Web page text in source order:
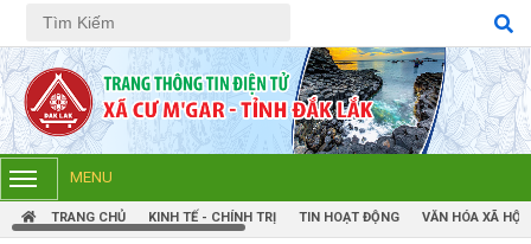
Tiếng Việt Tiếng Anh
MENU
TRANG CHỦ KINH TẾ - CHÍNH TRỊ TIN HOẠT ĐỘNG VĂN HÓA XÃ HỘI